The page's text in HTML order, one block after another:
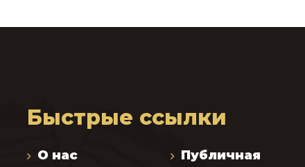
Быстрые ссылки
О нас
Публичная